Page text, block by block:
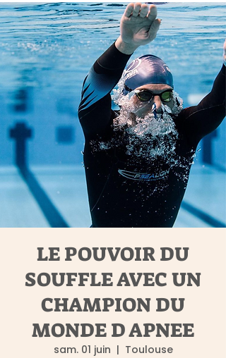
LE POUVOIR DU
SOUFFLE AVEC UN
CHAMPION DU
MONDE D APNEE
sam. 01 juin
  |
Toulouse